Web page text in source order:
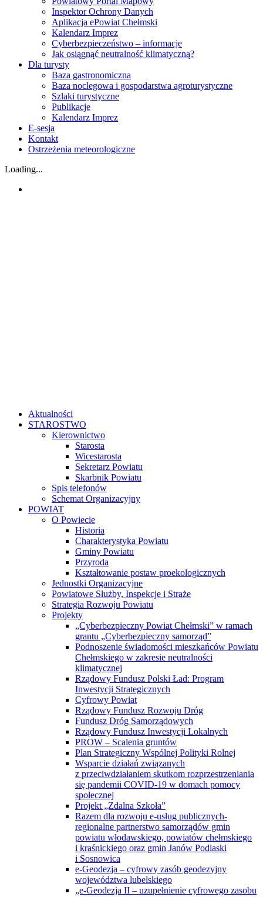
Inspektor Ochrony Danych
Aplikacja ePowiat Chełmski
Kalendarz Imprez
Cyberbezpieczeństwo – informacje
Jak osiągnąć neutralność klimatyczną?
Dla turysty
Baza gastronomiczna
Baza noclegowa i gospodarstwa agroturystyczne
Szlaki turystyczne
Publikacje
Kalendarz Imprez
E-sesja
Kontakt
Ostrzeżenia meteorologiczne
Loading...
Aktualności
STAROSTWO
Kierownictwo
Starosta
Wicestarosta
Sekretarz Powiatu
Skarbnik Powiatu
Spis telefonów
Schemat Organizacyjny
POWIAT
O Powiecie
Historia
Charakterystyka Powiatu
Gminy Powiatu
Przyroda
Kształtowanie postaw proekologicznych
Jednostki Organizacyjne
Powiatowe Służby, Inspekcje i Straże
Strategia Rozwoju Powiatu
Projekty
„Cyberbezpieczny Powiat Chełmski” w ramach
grantu „Cyberbezpieczny samorząd”
Podnoszenie świadomości mieszkańców Powiatu
Chełmskiego w zakresie neutralności
klimatycznej
Rządowy Fundusz Polski Ład: Program
Inwestycji Strategicznych
Cyfrowy Powiat
Rządowy Fundusz Rozwoju Dróg
Fundusz Dróg Samorządowych
Rządowy Fundusz Inwestycji Lokalnych
PROW – Scalenia gruntów
Plan Strategiczny Wspólnej Polityki Rolnej
Wsparcie działań związanych
z przeciwdziałaniem skutkom rozprzestrzeniania
się pandemii COVID-19 w domach pomocy
społecznej
Projekt „Zdalna Szkoła”
Razem dla rozwoju e-usług publicznych-
regionalne partnerstwo samorządów gmin
powiatu włodawskiego, powiatów chełmskiego
i kraśnickiego oraz gmin Janów Podlaski
i Sosnowica
e-Geodezja – cyfrowy zasób geodezyjny
województwa lubelskiego
„e-Geodezja II – uzupełnienie cyfrowego zasobu